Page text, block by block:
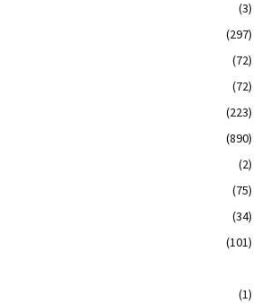
(3)
(297)
(72)
(72)
(223)
(890)
(2)
(75)
(34)
(101)
(1)